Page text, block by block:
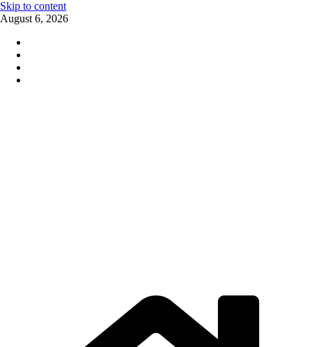
Skip to content
August 6, 2026